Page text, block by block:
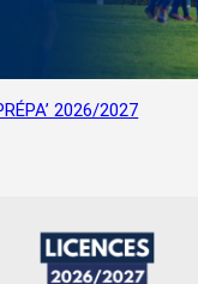
2026/2027